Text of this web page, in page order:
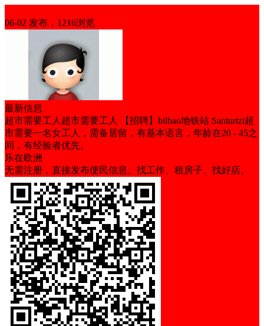
06-02 发布，1216浏览
最新信息
超市需要工人超市需要工人 【招聘】bilbao地铁站 Santurtzi超
市需要一名女工人，需备居留，有基本语言，年龄在20 - 45之
间，有经验者优先。
乐在欧洲
无需注册，直接发布便民信息、找工作、租房子、找好店。